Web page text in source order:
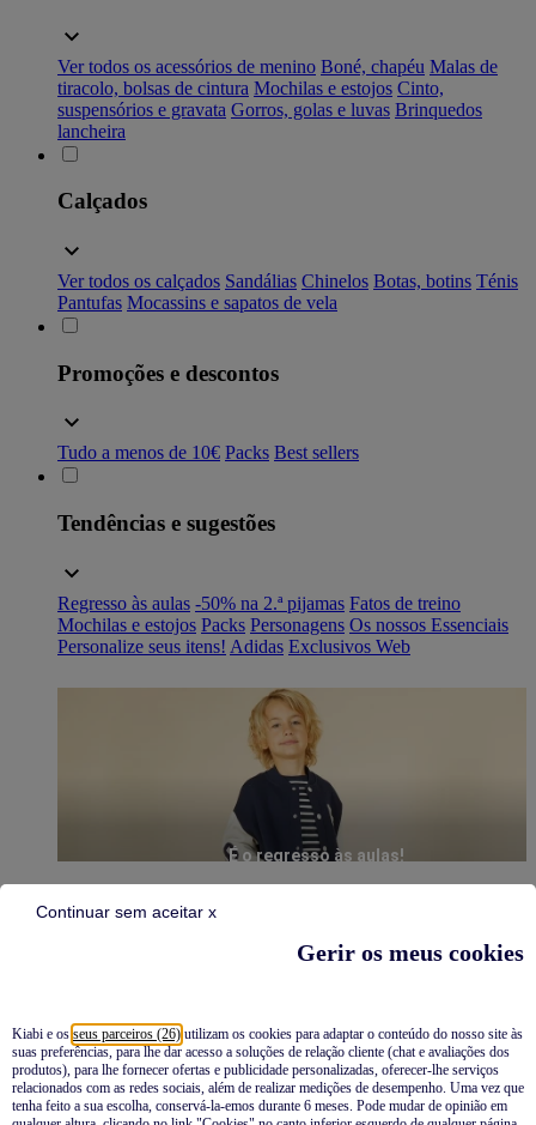
Gerir os meus cookies
Kiabi e os seus parceiros (26) utilizam os cookies para adaptar o conteúdo do nosso site às
suas preferências, para lhe dar acesso a soluções de relação cliente (chat e avaliações dos
produtos), para lhe fornecer ofertas e publicidade personalizadas, oferecer-lhe serviços
relacionados com as redes sociais, além de realizar medições de desempenho. Uma vez que
tenha feito a sua escolha, conservá-la-emos durante 6 meses. Pode mudar de opinião em
Continuar sem aceitar x
Ver todos os acessórios de menino Boné, chapéu Malas de
tiracolo, bolsas de cintura Mochilas e estojos Cinto,
suspensórios e gravata Gorros, golas e luvas Brinquedos
lancheira
Calçados
Ver todos os calçados Sandálias Chinelos Botas, botins Ténis
Pantufas Mocassins e sapatos de vela
Promoções e descontos
Tudo a menos de 10€ Packs Best sellers
Tendências e sugestões
Regresso às aulas -50% na 2.ª pijamas Fatos de treino
Mochilas e estojos Packs Personagens Os nossos Essenciais
Personalize seus itens! Adidas Exclusivos Web
É o regresso às aulas!
Pijamas
Novidades